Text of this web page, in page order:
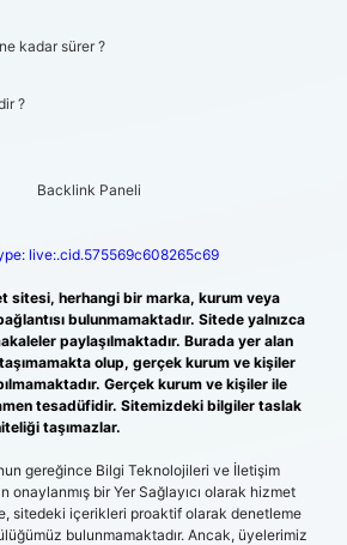
kadar sürer ?
?
live:.cid.575569c608265c69
sitesi, herhangi bir marka, kurum veya
bulunmamaktadır. Sitede yalnızca
paylaşılmaktadır. Burada yer alan
olup, gerçek kurum ve kişiler
Gerçek kurum ve kişiler ile
tesadüfidir. Sitemizdeki bilgiler taslak
taşımazlar.
gereğince Bilgi Teknolojileri ve İletişim
onaylanmış bir Yer Sağlayıcı olarak hizmet
sitedeki içerikleri proaktif olarak denetleme
bulunmamaktadır. Ancak, üyelerimiz